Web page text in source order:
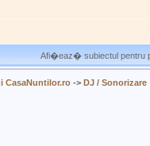
Afi�eaz� subiectul pentru
CasaNuntilor.ro -> DJ / Sonorizare